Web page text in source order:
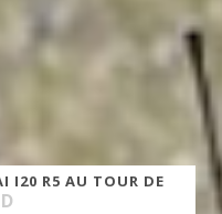
I20 R5 AU TOUR DE